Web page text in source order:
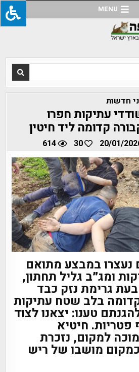
MENU
חדשות
עתיקות חפרו
קדומה ליד חיטין
30
614
במבצע מתואם
ומג״ב גליל תחתון,
גרימת נזק כבד
בלב שטח עתיקות
טענו: יצאנו לצוד
פטריות. חיטיא
למקום, נזכרת
מושבו של ריש